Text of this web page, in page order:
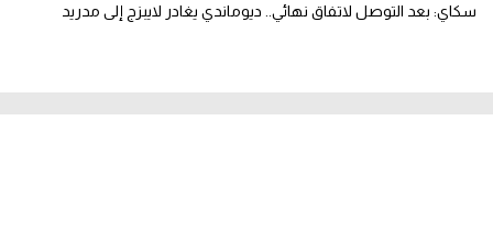
سكاي: بعد التوصل لاتفاق نهائي.. ديوماندي يغادر لايبزج إلى مدريد